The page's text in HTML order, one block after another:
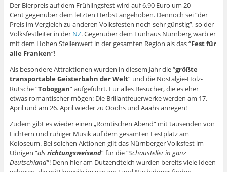
Der Bierpreis auf dem Frühlingsfest wird auf 6,90 Euro um 20
Cent gegenüber dem letzten Herbst angehoben. Dennoch sei “der
Preis im Vergleich zu anderen Volksfesten noch sehr günstig”, so der
Volksfestleiter in der NZ. Gegenüber dem Funhaus Nürnberg warb er
mit dem Hohen Stellenwert in der gesamten Region als das “Fest für
alle Franken“!
Als besondere Attraktionen wurden in diesem Jahr die “größte
transportable Geisterbahn der Welt” und die Nostalgie-Holz-
Rutsche “Toboggan” aufgeführt. Für alles Besucher, die es eher
etwas romantischer mögen: Die Brillantfeuerwerke werden am 17.
April und am 26. April wieder zu Ooohs und Aaahs anregen!
Zudem gibt es wieder einen „Romtischen Abend“ mit tausenden von
Lichtern und ruhiger Musik auf dem gesamten Festplatz am
Koloseum. Bei solchen Aktionen gilt das Nürnberger Volksfest im
Übrigen “alsrichtungsweisend” für die “Schausteller in ganz
Deutschland“! Denn hier am Dutzendteich wurden bereits viele Ideen